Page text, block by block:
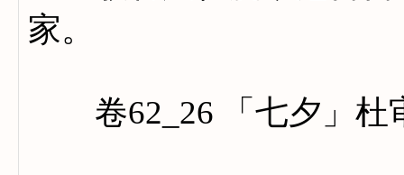
家。
卷62_26 「七夕」杜